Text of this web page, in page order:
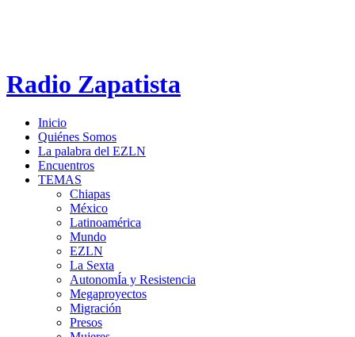
Radio Zapatista
Inicio
Quiénes Somos
La palabra del EZLN
Encuentros
TEMAS
Chiapas
México
Latinoamérica
Mundo
EZLN
La Sexta
AutonomÍa y Resistencia
Megaproyectos
Migración
Presos